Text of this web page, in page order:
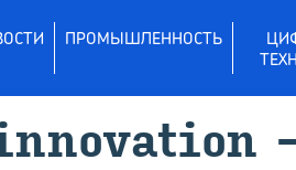
ПРОМЫШЛЕННОСТЬ